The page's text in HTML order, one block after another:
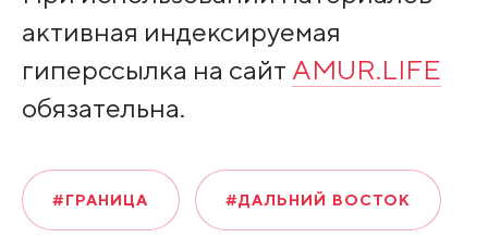
активная индексируемая
гиперссылка на сайт AMUR.LIFE
обязательна.
#ГРАНИЦА #ДАЛЬНИЙ ВОСТОК